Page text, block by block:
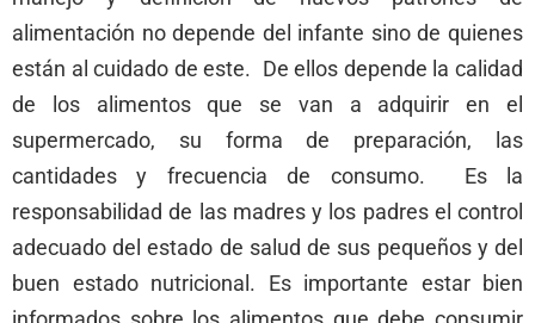
alimentación no depende del infante sino de quienes
están al cuidado de este. De ellos depende la calidad
de los alimentos que se van a adquirir en el
supermercado, su forma de preparación, las
cantidades y frecuencia de consumo. Es la
responsabilidad de las madres y los padres el control
adecuado del estado de salud de sus pequeños y del
buen estado nutricional. Es importante estar bien